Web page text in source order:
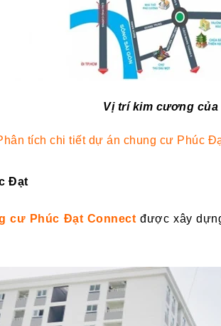
Vị trí kim cương
tích chi tiết dự án chung cư Phúc
Đạt
cư Phúc Đạt Connect được xây